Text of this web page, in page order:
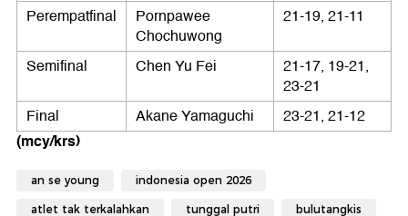
Perempatfinal
Pornpawee
Chochuwong
21-19, 21-11
Semifinal Chen Yu Fei
21-17, 19-21,
23-21
Final
Akane Yamaguchi 23-21, 21-12
(mcy/krs)
an se young indonesia open 2026
atlet tak terkalahkan tunggal putri bulutangkis